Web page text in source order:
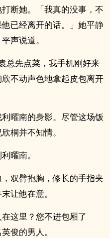
打断她。「我真的没事，不
已经离开的话。」她平静
声说道。
总先点菜，我手机刚好来
不动声色地拿起皮包离开
曜南的身影。尽管这场饭
桐并不知情。
曜南。
双臂抱胸，修长的手指夹
让他在意。
在这里？您不进包厢了
俊的男人。